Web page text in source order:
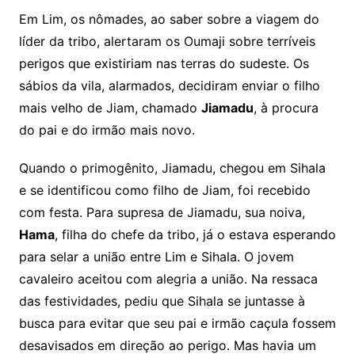
Em Lim, os nômades, ao saber sobre a viagem do
líder da tribo, alertaram os Oumaji sobre terríveis
perigos que existiriam nas terras do sudeste. Os
sábios da vila, alarmados, decidiram enviar o filho
mais velho de Jiam, chamado Jiamadu, à procura
do pai e do irmão mais novo.
Quando o primogênito, Jiamadu, chegou em Sihala
e se identificou como filho de Jiam, foi recebido
com festa. Para supresa de Jiamadu, sua noiva,
Hama, filha do chefe da tribo, já o estava esperando
para selar a união entre Lim e Sihala. O jovem
cavaleiro aceitou com alegria a união. Na ressaca
das festividades, pediu que Sihala se juntasse à
busca para evitar que seu pai e irmão caçula fossem
desavisados em direção ao perigo. Mas havia um